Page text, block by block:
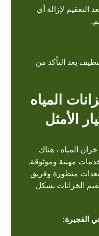
لإزالة أي
بعد التأكد من
المياه
الأمثل
المياه ، هناك
مهنية وموثوقة.
متطورة وفريق
الخزانات بشكل
الفجيرة: